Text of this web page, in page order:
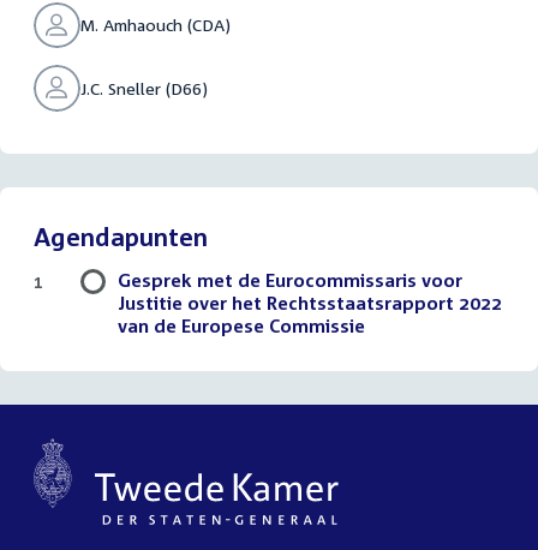
M. Amhaouch (CDA)
J.C. Sneller (D66)
Agendapunten
Gesprek met de Eurocommissaris voor
Justitie over het Rechtsstaatsrapport 2022
van de Europese Commissie
1